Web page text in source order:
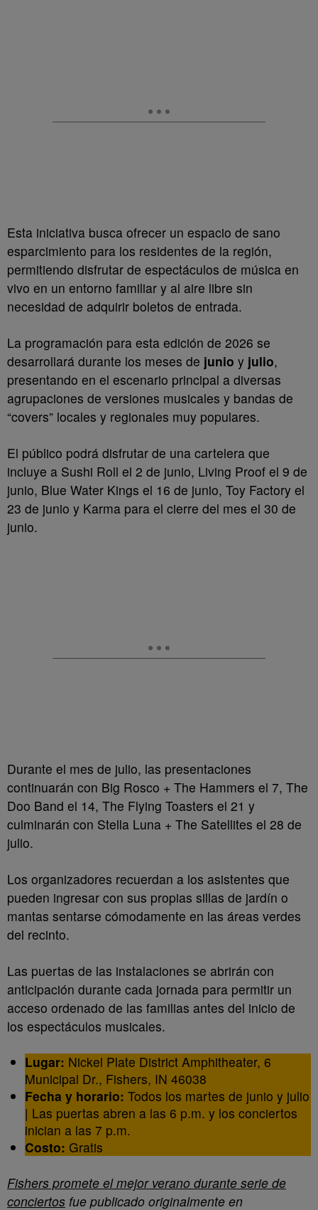
Esta iniciativa busca ofrecer un espacio de sano
esparcimiento para los residentes de la región,
permitiendo disfrutar de espectáculos de música en
vivo en un entorno familiar y al aire libre sin
necesidad de adquirir boletos de entrada.
La programación para esta edición de 2026 se
desarrollará durante los meses de junio y julio,
presentando en el escenario principal a diversas
agrupaciones de versiones musicales y bandas de
“covers” locales y regionales muy populares.
El público podrá disfrutar de una cartelera que
incluye a Sushi Roll el 2 de junio, Living Proof el 9 de
junio, Blue Water Kings el 16 de junio, Toy Factory el
23 de junio y Karma para el cierre del mes el 30 de
junio.
Durante el mes de julio, las presentaciones
continuarán con Big Rosco + The Hammers el 7, The
Doo Band el 14, The Flying Toasters el 21 y
culminarán con Stella Luna + The Satellites el 28 de
julio.
Los organizadores recuerdan a los asistentes que
pueden ingresar con sus propias sillas de jardín o
mantas sentarse cómodamente en las áreas verdes
del recinto.
Las puertas de las instalaciones se abrirán con
anticipación durante cada jornada para permitir un
acceso ordenado de las familias antes del inicio de
los espectáculos musicales.
Lugar: Nickel Plate District Amphitheater, 6
Municipal Dr., Fishers, IN 46038
Fecha y horario: Todos los martes de junio y julio
| Las puertas abren a las 6 p.m. y los conciertos
inician a las 7 p.m.
Costo: Gratis
Fishers promete el mejor verano durante serie de
conciertos fue publicado originalmente en